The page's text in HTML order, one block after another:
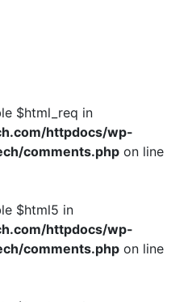
$html_req in
httpdocs/wp-
comments.php on line
$html5 in
httpdocs/wp-
comments.php on line